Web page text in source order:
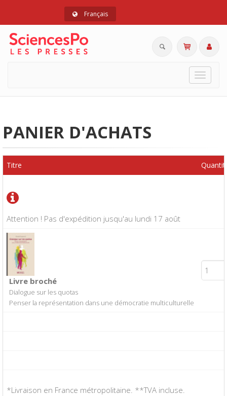
Français
Toggle
PANIER D'ACHATS
Attention ! Pas d'expédition jusqu'au lundi 17 août
Titre
Livre broché
Dialogue sur les quotas
Penser la représentation dans une démocratie multiculturelle
*Livraison en France métropolitaine. **TVA incluse.